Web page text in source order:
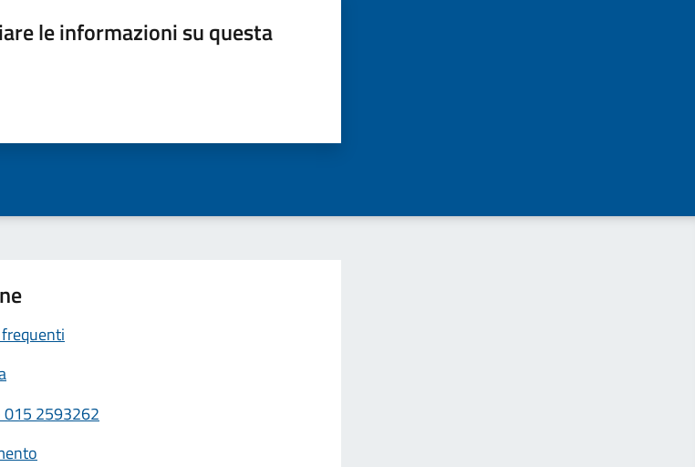
le informazioni su questa
015 2593262